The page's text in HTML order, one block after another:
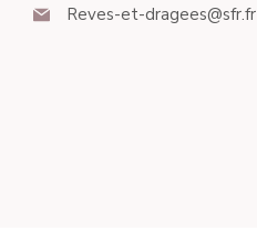
Reves-et-dragees@sfr.fr